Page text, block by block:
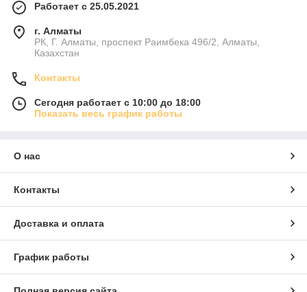
Работает с 25.05.2021
г. Алматы
РК, Г. Алматы, проспект Раимбека 496/2, Алматы,
Казахстан
Контакты
Сегодня работает с 10:00 до 18:00
Показать весь график работы
О нас
Контакты
Доставка и оплата
График работы